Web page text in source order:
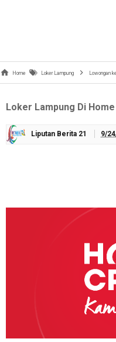
Home Loker Lampung Lowongan
Loker Lampung Di
Liputan Berita 21 9/